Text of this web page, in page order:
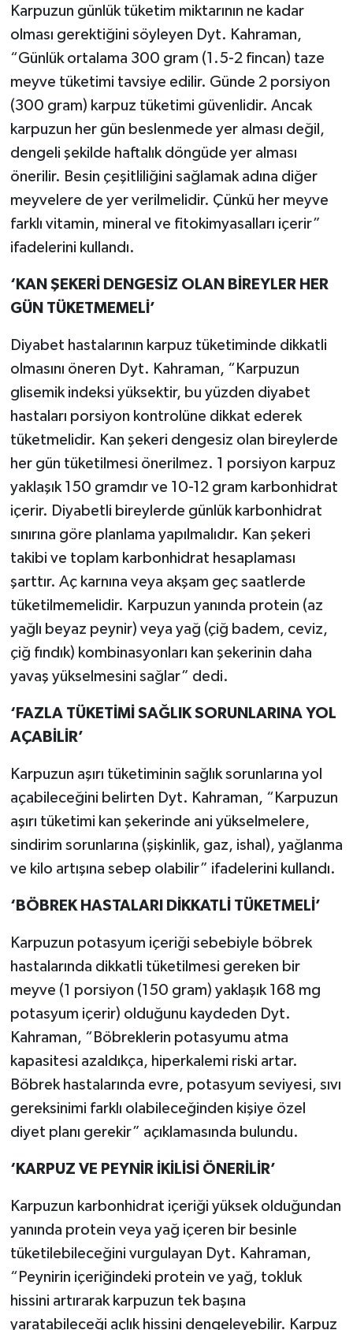
Karpuzun günlük tüketim miktarının ne kadar
olması gerektiğini söyleyen Dyt. Kahraman,
“Günlük ortalama 300 gram (1.5-2 fincan) taze
meyve tüketimi tavsiye edilir. Günde 2 porsiyon
(300 gram) karpuz tüketimi güvenlidir. Ancak
karpuzun her gün beslenmede yer alması değil,
dengeli şekilde haftalık döngüde yer alması
önerilir. Besin çeşitliliğini sağlamak adına diğer
meyvelere de yer verilmelidir. Çünkü her meyve
farklı vitamin, mineral ve fitokimyasalları içerir”
ifadelerini kullandı.
‘KAN ŞEKERİ DENGESİZ OLAN BİREYLER HER
GÜN TÜKETMEMELİ’
Diyabet hastalarının karpuz tüketiminde dikkatli
olmasını öneren Dyt. Kahraman, “Karpuzun
glisemik indeksi yüksektir, bu yüzden diyabet
hastaları porsiyon kontrolüne dikkat ederek
tüketmelidir. Kan şekeri dengesiz olan bireylerde
her gün tüketilmesi önerilmez. 1 porsiyon karpuz
yaklaşık 150 gramdır ve 10-12 gram karbonhidrat
içerir. Diyabetli bireylerde günlük karbonhidrat
sınırına göre planlama yapılmalıdır. Kan şekeri
takibi ve toplam karbonhidrat hesaplaması
şarttır. Aç karnına veya akşam geç saatlerde
tüketilmemelidir. Karpuzun yanında protein (az
yağlı beyaz peynir) veya yağ (çiğ badem, ceviz,
çiğ fındık) kombinasyonları kan şekerinin daha
yavaş yükselmesini sağlar” dedi.
‘FAZLA TÜKETİMİ SAĞLIK SORUNLARINA YOL
AÇABİLİR’
Karpuzun aşırı tüketiminin sağlık sorunlarına yol
açabileceğini belirten Dyt. Kahraman, “Karpuzun
aşırı tüketimi kan şekerinde ani yükselmelere,
sindirim sorunlarına (şişkinlik, gaz, ishal), yağlanma
ve kilo artışına sebep olabilir” ifadelerini kullandı.
‘BÖBREK HASTALARI DİKKATLİ TÜKETMELİ’
Karpuzun potasyum içeriği sebebiyle böbrek
hastalarında dikkatli tüketilmesi gereken bir
meyve (1 porsiyon (150 gram) yaklaşık 168 mg
potasyum içerir) olduğunu kaydeden Dyt.
Kahraman, “Böbreklerin potasyumu atma
kapasitesi azaldıkça, hiperkalemi riski artar.
Böbrek hastalarında evre, potasyum seviyesi, sıvı
gereksinimi farklı olabileceğinden kişiye özel
diyet planı gerekir” açıklamasında bulundu.
‘KARPUZ VE PEYNİR İKİLİSİ ÖNERİLİR’
Karpuzun karbonhidrat içeriği yüksek olduğundan
yanında protein veya yağ içeren bir besinle
tüketilebileceğini vurgulayan Dyt. Kahraman,
“Peynirin içeriğindeki protein ve yağ, tokluk
hissini artırarak karpuzun tek başına
yaratabileceği açlık hissini dengeleyebilir. Karpuz